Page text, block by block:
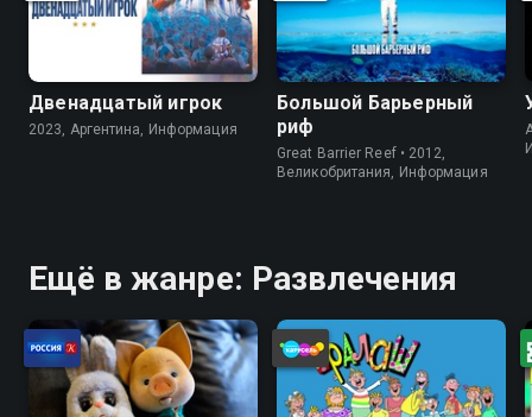
Двенадцатый игрок
2023, Аргентина, Информация
Большой Барьерный
риф
Great Barrier Reef • 2012,
Великобритания, Информация
Ещё в жанре: Развлечения